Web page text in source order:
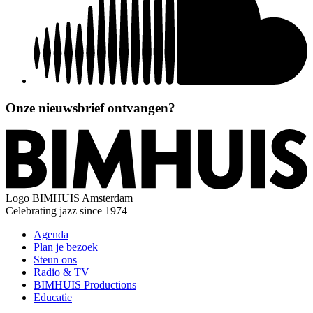
Onze nieuwsbrief ontvangen?
Logo BIMHUIS Amsterdam
Celebrating jazz since 1974
Agenda
Plan je bezoek
Steun ons
Radio & TV
BIMHUIS Productions
Educatie